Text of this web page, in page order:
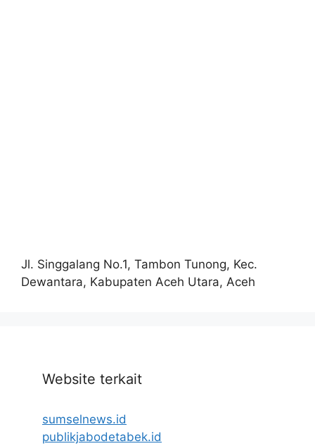
Jl. Singgalang No.1, Tambon Tunong, Kec.
Dewantara, Kabupaten Aceh Utara, Aceh
Website terkait
sumselnews.id
publikjabodetabek.id